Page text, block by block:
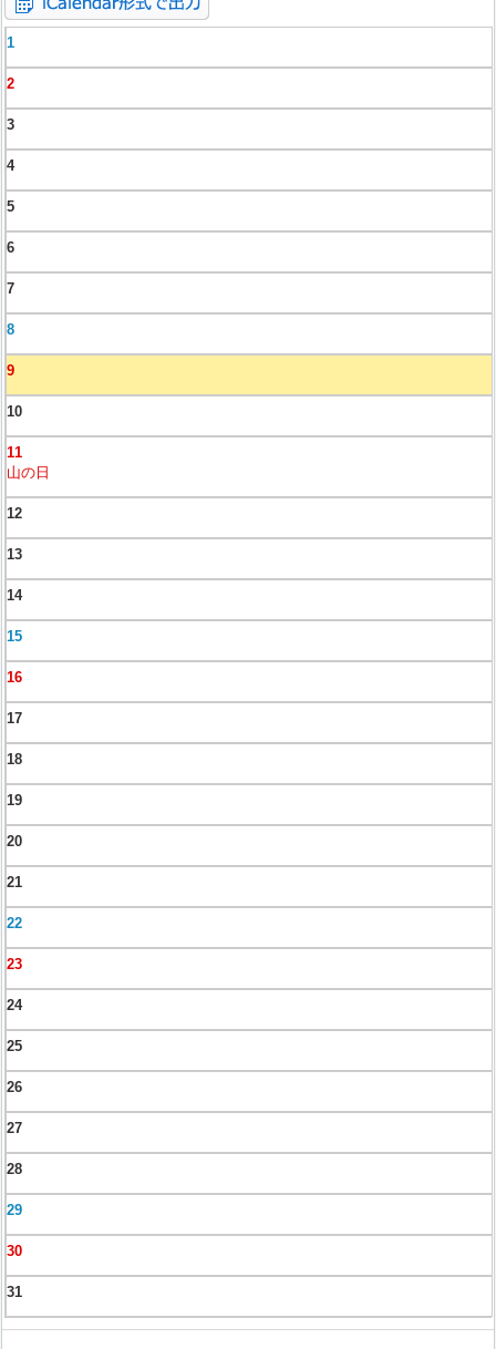
1
2
3
4
5
6
7
8
9
10
11
山の日
12
13
14
15
16
17
18
19
20
21
22
23
24
25
26
27
28
29
30
31